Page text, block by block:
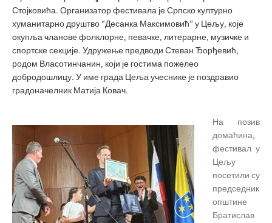
Стојковића. Организатор фестивала је Српско културно
хуманитарно друштво “Десанка Максимовић” у Цељу, које
окупља чланове фолклорне, певачке, литерарне, музичке и
спортске секције. Удружење предводи Стеван Ђорђевић,
родом Власотинчанин, који је гостима пожелео
добродошлицу. У име града Цеља учеснике је поздравио
градоначелник Матија Ковач.
На позив
домаћина,
фестивал у
Цељу
посетили су
председник
општине
Братислав